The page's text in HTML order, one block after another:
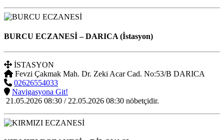
BURCU ECZANESİ– DARICA (İstasyon)
İSTASYON
Fevzi Çakmak Mah. Dr. Zeki Acar Cad. No:53/B DARICA
02626554033
Navigasyona Git!
21.05.2026 08:30 / 22.05.2026 08:30 nöbetçidir.